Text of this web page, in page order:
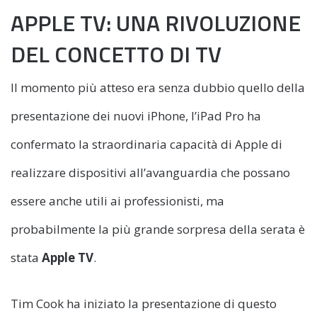
APPLE TV: UNA RIVOLUZIONE
DEL CONCETTO DI TV
Il momento più atteso era senza dubbio quello della
presentazione dei nuovi iPhone, l’iPad Pro ha
confermato la straordinaria capacità di Apple di
realizzare dispositivi all’avanguardia che possano
essere anche utili ai professionisti, ma
probabilmente la più grande sorpresa della serata è
stata Apple TV.
Tim Cook ha iniziato la presentazione di questo